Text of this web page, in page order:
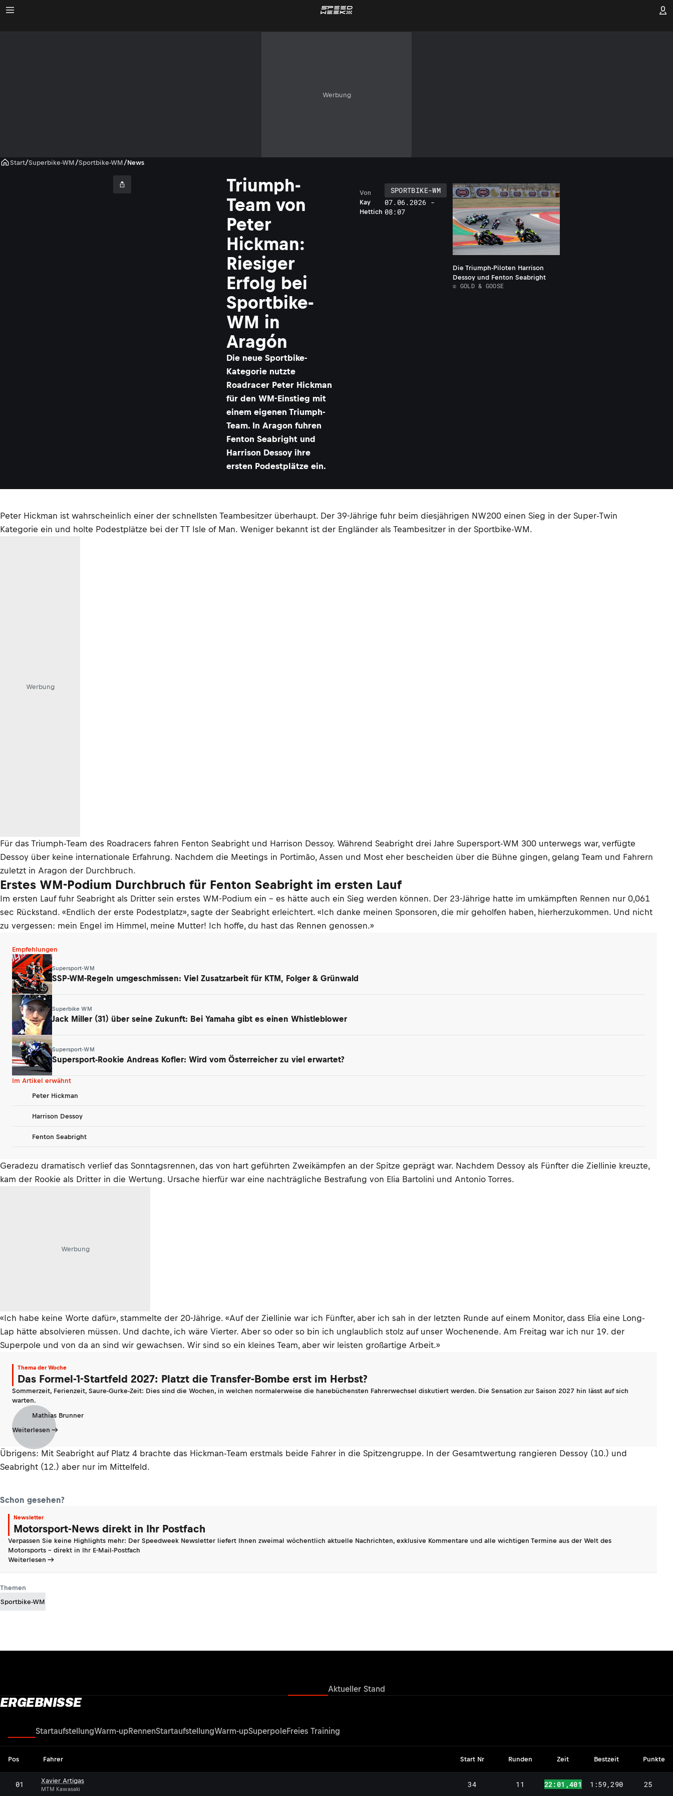
Werbung
Start/Superbike-WM /Sportbike-WM /News
Triumph-
Team von
Peter
Hickman:
Riesiger
Erfolg bei
Sportbike-
WM in
Aragón
Die neue Sportbike-
Kategorie nutzte
Roadracer Peter Hickman
für den WM-Einstieg mit
einem eigenen Triumph-
Team. In Aragon fuhren
Fenton Seabright und
Harrison Dessoy ihre
ersten Podestplätze ein.
Kay
Hettich
Von
SPORTBIKE-WM
07.06.2026 -
08:07
Die Triumph-Piloten Harrison
Dessoy und Fenton Seabright
© GOLD & GOOSE
Peter Hickman ist wahrscheinlich einer der schnellsten Teambesitzer überhaupt. Der 39-Jährige fuhr beim diesjährigen NW200 einen Sieg in der Super-Twin
Kategorie ein und holte Podestplätze bei der TT Isle of Man. Weniger bekannt ist der Engländer als Teambesitzer in der Sportbike-WM.
Werbung
Für das Triumph-Team des Roadracers fahren Fenton Seabright und Harrison Dessoy. Während Seabright drei Jahre Supersport-WM 300 unterwegs war, verfügte
Dessoy über keine internationale Erfahrung. Nachdem die Meetings in Portimão, Assen und Most eher bescheiden über die Bühne gingen, gelang Team und Fahrern
zuletzt in Aragon der Durchbruch.
Erstes WM-Podium Durchbruch für Fenton Seabright im ersten Lauf
Im ersten Lauf fuhr Seabright als Dritter sein erstes WM-Podium ein – es hätte auch ein Sieg werden können. Der 23-Jährige hatte im umkämpften Rennen nur 0,061
sec Rückstand. «Endlich der erste Podestplatz», sagte der Seabright erleichtert. «Ich danke meinen Sponsoren, die mir geholfen haben, hierherzukommen. Und nicht
zu vergessen: mein Engel im Himmel, meine Mutter! Ich hoffe, du hast das Rennen genossen.»
Empfehlungen
Supersport-WM
SSP-WM-Regeln umgeschmissen: Viel Zusatzarbeit für KTM, Folger & Grünwald
Superbike WM
Jack Miller (31) über seine Zukunft: Bei Yamaha gibt es einen Whistleblower
Supersport-WM
Supersport-Rookie Andreas Kofler: Wird vom Österreicher zu viel erwartet?
Im Artikel erwähnt
Peter Hickman
Harrison Dessoy
Fenton Seabright
Geradezu dramatisch verlief das Sonntagsrennen, das von hart geführten Zweikämpfen an der Spitze geprägt war. Nachdem Dessoy als Fünfter die Ziellinie kreuzte,
kam der Rookie als Dritter in die Wertung. Ursache hierfür war eine nachträgliche Bestrafung von Elia Bartolini und Antonio Torres.
Werbung
«Ich habe keine Worte dafür», stammelte der 20-Jährige. «Auf der Ziellinie war ich Fünfter, aber ich sah in der letzten Runde auf einem Monitor, dass Elia eine Long-
Lap hätte absolvieren müssen. Und dachte, ich wäre Vierter. Aber so oder so bin ich unglaublich stolz auf unser Wochenende. Am Freitag war ich nur 19. der
Superpole und von da an sind wir gewachsen. Wir sind so ein kleines Team, aber wir leisten großartige Arbeit.»
Thema der Woche
Das Formel-1-Startfeld 2027: Platzt die Transfer-Bombe erst im Herbst?
Sommerzeit, Ferienzeit, Saure-Gurke-Zeit: Dies sind die Wochen, in welchen normalerweise die hanebüchensten Fahrerwechsel diskutiert werden. Die Sensation zur Saison 2027 hin lässt auf sich
warten.
Mathias Brunner
Weiterlesen
Übrigens: Mit Seabright auf Platz 4 brachte das Hickman-Team erstmals beide Fahrer in die Spitzengruppe. In der Gesamtwertung rangieren Dessoy (10.) und
Seabright (12.) aber nur im Mittelfeld.
Schon gesehen?
Newsletter
Motorsport-News direkt in Ihr Postfach
Verpassen Sie keine Highlights mehr: Der Speedweek Newsletter liefert Ihnen zweimal wöchentlich aktuelle Nachrichten, exklusive Kommentare und alle wichtigen Termine aus der Welt des
Motorsports - direkt in Ihr E-Mail-Postfach
Weiterlesen
Themen
Sportbike-WM
Aktueller Stand
ERGEBNISSE
StartaufstellungWarm-upRennenStartaufstellungWarm-upSuperpoleFreies Training
Pos Fahrer Start Nr Runden Zeit Bestzeit Punkte
01 Xavier Artigas
MTM Kawasaki 34 11 22:01,401 1:59,290 25